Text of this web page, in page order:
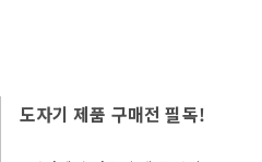
도자기 제품 구매전 필독!